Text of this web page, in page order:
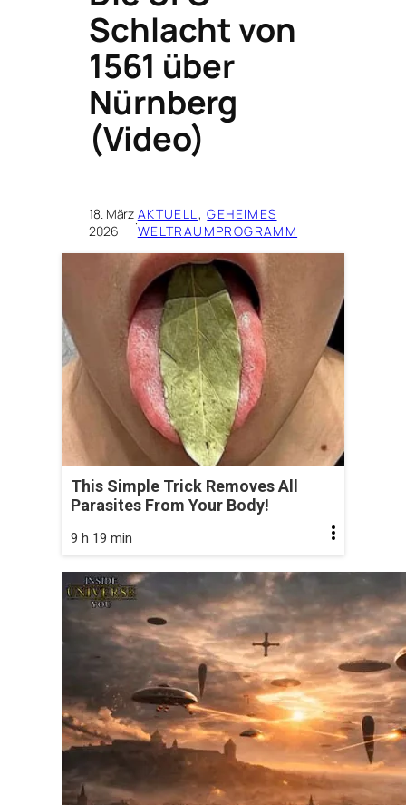
Schlacht von
1561 über
Nürnberg
(Video)
18. März
2026
·AKTUELL, GEHEIMES
WELTRAUMPROGRAMM
This Simple Trick Removes All
Parasites From Your Body!
9 h 19 min